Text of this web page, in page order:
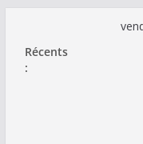
contenu
Récents
: